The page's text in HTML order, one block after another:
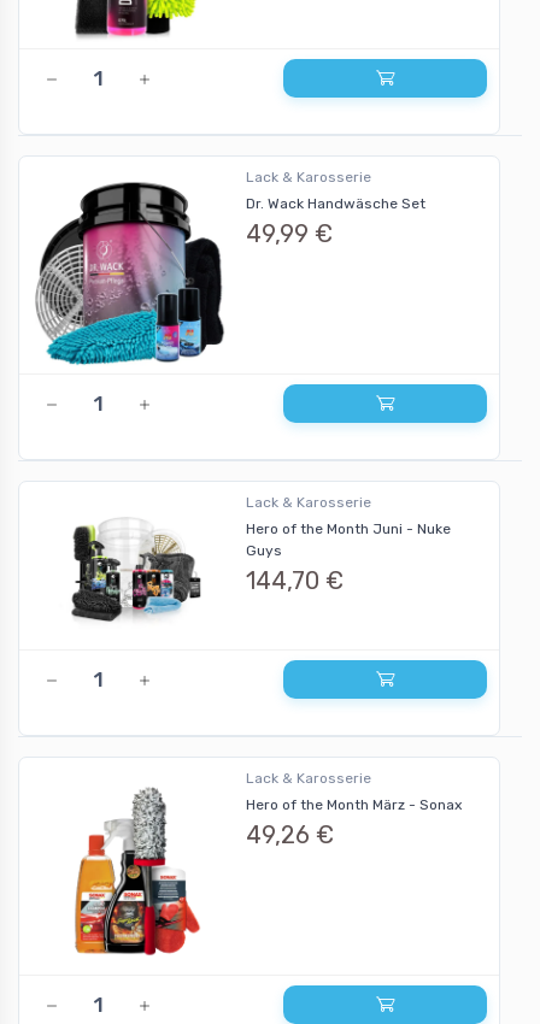
Lack & Karosserie
Dr. Wack Handwäsche Set
49,99 €
Lack & Karosserie
Hero of the Month Juni - Nuke
Guys
144,70 €
Lack & Karosserie
Hero of the Month März - Sonax
49,26 €